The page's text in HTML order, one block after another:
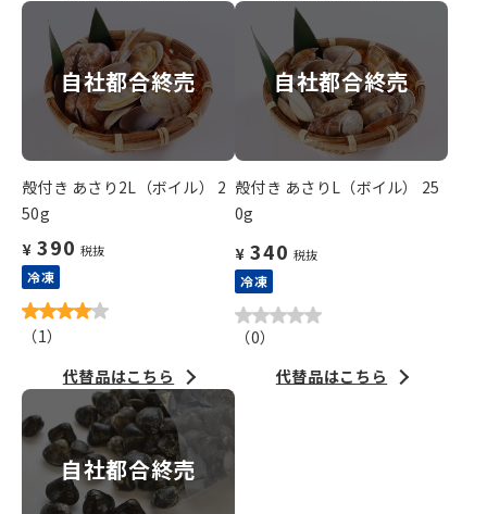
自社都合終売
殻付き あさり2L（ボイル） 2
50g
¥ 390 税抜
冷凍
（1）
代替品はこちら
自社都合終売
殻付き あさりL（ボイル） 25
0g
¥ 340 税抜
冷凍
（0）
代替品はこちら
自社都合終売